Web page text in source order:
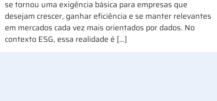
se tornou uma exigência básica para empresas que
desejam crescer, ganhar eficiência e se manter relevantes
em mercados cada vez mais orientados por dados. No
contexto ESG, essa realidade é […]